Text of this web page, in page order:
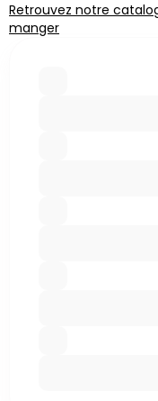
Retrouvez notre
manger